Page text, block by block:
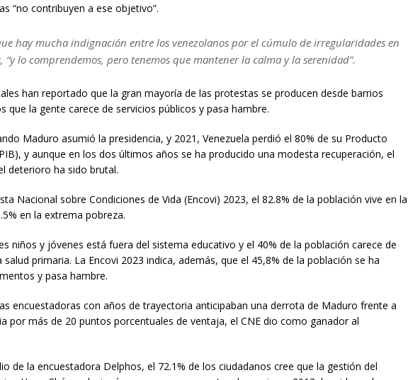
“no contribuyen a ese objetivo”.
hay mucha indignación entre los venezolanos por el cúmulo de irregularidades en
“y lo comprendemos, pero tenemos que mantener la calma y la serenidad”.
han reportado que la gran mayoría de las protestas se producen desde barrios
que la gente carece de servicios públicos y pasa hambre.
Maduro asumió la presidencia, y 2021, Venezuela perdió el 80% de su Producto
y aunque en los dos últimos años se ha producido una modesta recuperación, el
deterioro ha sido brutal.
Nacional sobre Condiciones de Vida (Encovi) 2023, el 82.8% de la población vive en la
en la extrema pobreza.
niños y jóvenes está fuera del sistema educativo y el 40% de la población carece de
salud primaria. La Encovi 2023 indica, además, que el 45,8% de la población se ha
y pasa hambre.
encuestadoras con años de trayectoria anticipaban una derrota de Maduro frente a
por más de 20 puntos porcentuales de ventaja, el CNE dio como ganador al
de la encuestadora Delphos, el 72.1% de los ciudadanos cree que la gestión del